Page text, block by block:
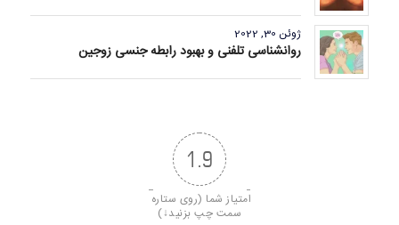
ژوئن 30, 2022
روانشناسی تلفنی و بهبود رابطه جنسی زوجین
1.9
امتیاز شما (روی ستاره
سمت چپ بزنید↓)